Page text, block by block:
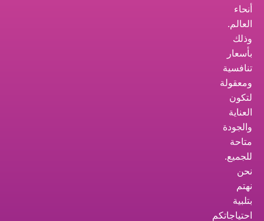
أنحاء
العالم.
وذلك
بأسعار
تنافسية
ومعقولة
لتكون
العناية
والجودة
متاحة
للجميع.
نحن
نهتم
بتلبية
احتياجاتكم